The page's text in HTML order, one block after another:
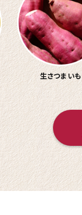
生さつまいも